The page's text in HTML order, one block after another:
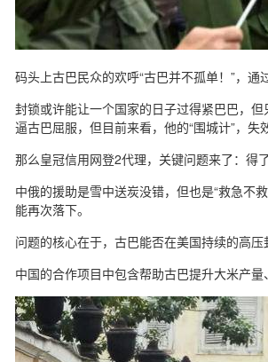
码头上古巴民众的欢呼“古巴并不孤单！”，通
封锁或许能让一个国家的日子过得紧巴巴，
逼古巴屈服，但目前来看，他的“围城计”，失
那么皇冠信用网登2代理，关键问题来了：得
中俄的援助是雪中送炭没错，但也是“救急不
能再次落下。
问题的核心在于，古巴能否在美国持续的高
中国的合作项目中包含帮助古巴提升大米产量